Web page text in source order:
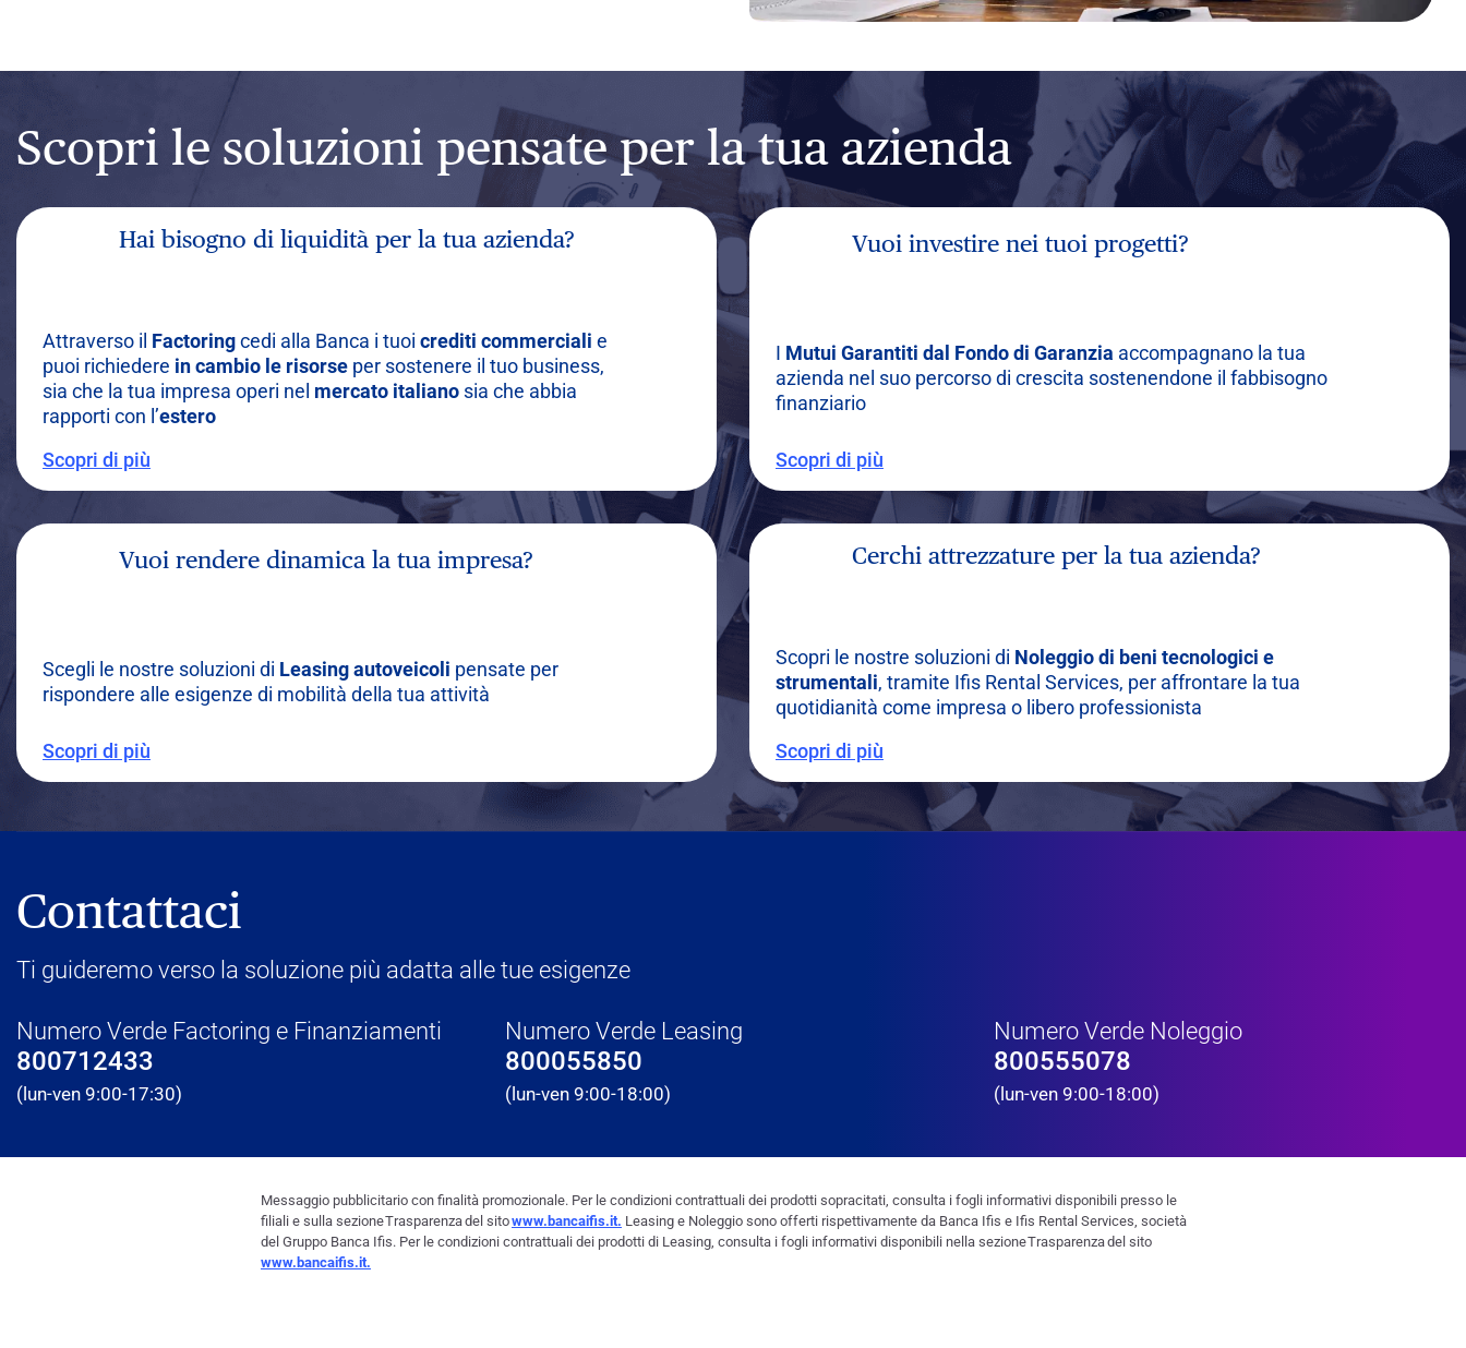
Scopri le soluzioni pensate per la tua azienda
Hai bisogno di liquidità per la tua azienda?
Attraverso il Factoringcedi alla Banca i tuoi crediti commerciali e
puoi richiedere in cambio le risorse per sostenere il tuo business,
sia che la tua impresa operi nel mercato italiano sia che abbia
rapporti con l’estero
Scopri di più
Vuoi investire nei tuoi progetti?
I Mutui Garantiti dal Fondo di Garanzia accompagnano la tua
azienda nel suo percorso di crescita sostenendone il fabbisogno
finanziario
Scopri di più
Vuoi rendere dinamica la tua impresa?
Scegli le nostre soluzioni di Leasing autoveicoli pensate per
rispondere alle esigenze di mobilità della tua attività
Scopri di più
Cerchi attrezzature per la tua azienda?
Scopri le nostre soluzioni di Noleggio di beni tecnologici e
strumentali, tramite Ifis Rental Services, per affrontare la tua
quotidianità come impresa o libero professionista
Scopri di più
Contattaci
Ti guideremo verso la soluzione più adatta alle tue esigenze
Numero Verde Factoring e Finanziamenti
800712433
(lun-ven 9:00-17:30)
Numero Verde Leasing
800055850
(lun-ven 9:00-18:00)
Numero Verde Noleggio
800555078
(lun-ven 9:00-18:00)
Messaggio pubblicitario con finalità promozionale. Per le condizioni contrattuali dei prodotti sopracitati, consulta i fogli informativi disponibili presso le
filiali e sulla sezione Trasparenza del sitowww.bancaifis.it. Leasing e Noleggio sono offerti rispettivamente da Banca Ifis e Ifis Rental Services, società
del Gruppo Banca Ifis. Per le condizioni contrattuali dei prodotti di Leasing, consulta i fogli informativi disponibili nella sezione Trasparenza del sito
www.bancaifis.it.